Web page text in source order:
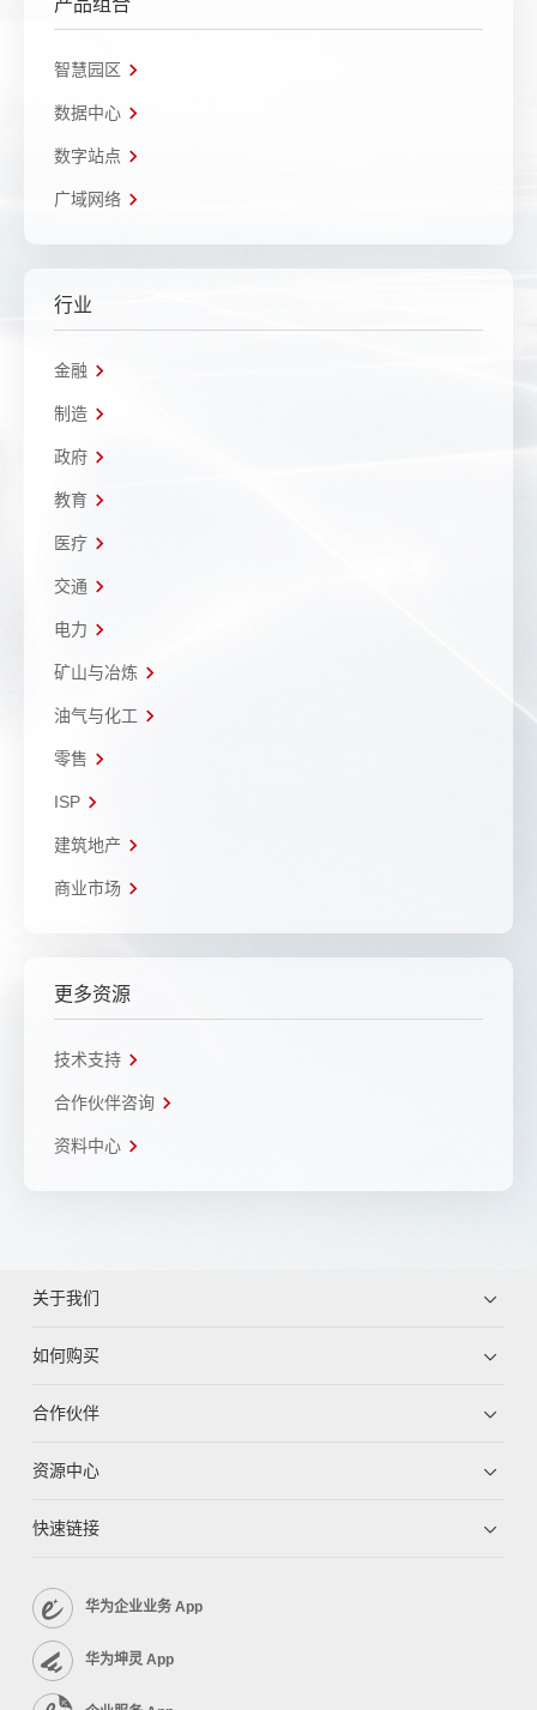
智慧园区
数据中心
数字站点
广域网络
行业
金融
制造
政府
教育
医疗
交通
电力
矿山与冶炼
油气与化工
零售
ISP
建筑地产
商业市场
更多资源
技术支持
合作伙伴咨询
资料中心
关于我们
如何购买
合作伙伴
资源中心
快速链接
华为企业业务 App
华为坤灵 App